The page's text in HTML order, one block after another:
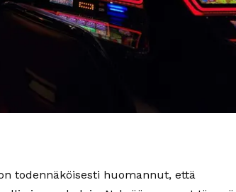
todennäköisesti huomannut, että